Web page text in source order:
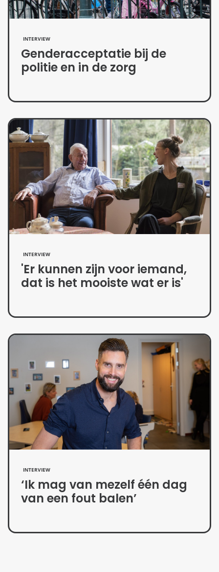
INTERVIEW
Genderacceptatie bij de
politie en in de zorg
INTERVIEW
'Er kunnen zijn voor iemand,
dat is het mooiste wat er is'
INTERVIEW
‘Ik mag van mezelf één dag
van een fout balen’